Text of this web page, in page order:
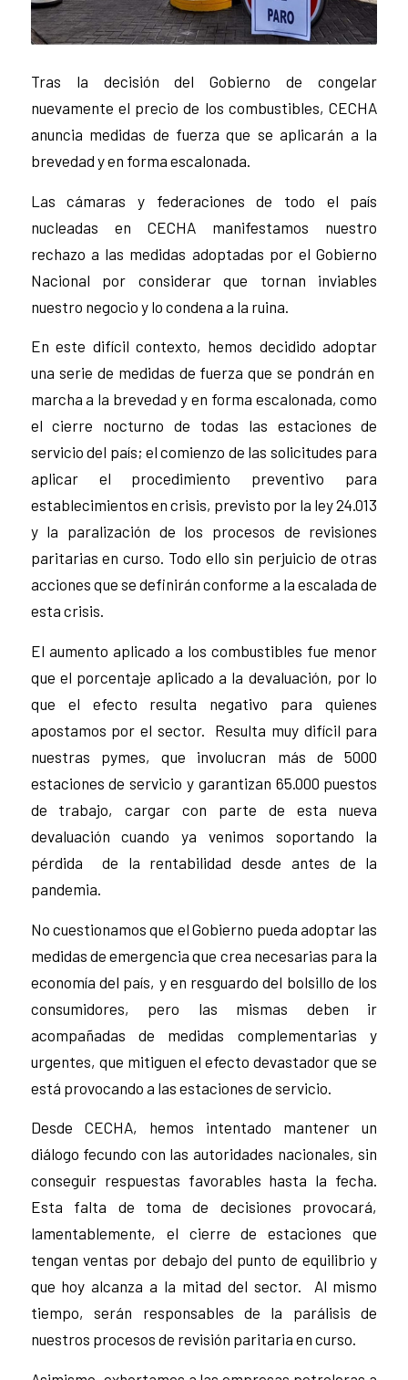
Tras la decisión del Gobierno de congelar
nuevamente el precio de los combustibles, CECHA
anuncia medidas de fuerza que se aplicarán a la
brevedad y en forma escalonada.
Las cámaras y federaciones de todo el país
nucleadas en CECHA manifestamos nuestro
rechazo a las medidas adoptadas por el Gobierno
Nacional por considerar que tornan inviables
nuestro negocio y lo condena a la ruina.
En este difícil contexto, hemos decidido adoptar
una serie de medidas de fuerza que se pondrán en
marcha a la brevedad y en forma escalonada, como
el cierre nocturno de todas las estaciones de
servicio del país; el comienzo de las solicitudes para
aplicar el procedimiento preventivo para
establecimientos en crisis, previsto por la ley 24.013
y la paralización de los procesos de revisiones
paritarias en curso. Todo ello sin perjuicio de otras
acciones que se definirán conforme a la escalada de
esta crisis.
El aumento aplicado a los combustibles fue menor
que el porcentaje aplicado a la devaluación, por lo
que el efecto resulta negativo para quienes
apostamos por el sector. Resulta muy difícil para
nuestras pymes, que involucran más de 5000
estaciones de servicio y garantizan 65.000 puestos
de trabajo, cargar con parte de esta nueva
devaluación cuando ya venimos soportando la
pérdida de la rentabilidad desde antes de la
pandemia.
No cuestionamos que el Gobierno pueda adoptar las
medidas de emergencia que crea necesarias para la
economía del país, y en resguardo del bolsillo de los
consumidores, pero las mismas deben ir
acompañadas de medidas complementarias y
urgentes, que mitiguen el efecto devastador que se
está provocando a las estaciones de servicio.
Desde CECHA, hemos intentado mantener un
diálogo fecundo con las autoridades nacionales, sin
conseguir respuestas favorables hasta la fecha.
Esta falta de toma de decisiones provocará,
lamentablemente, el cierre de estaciones que
tengan ventas por debajo del punto de equilibrio y
que hoy alcanza a la mitad del sector. Al mismo
tiempo, serán responsables de la parálisis de
nuestros procesos de revisión paritaria en curso.